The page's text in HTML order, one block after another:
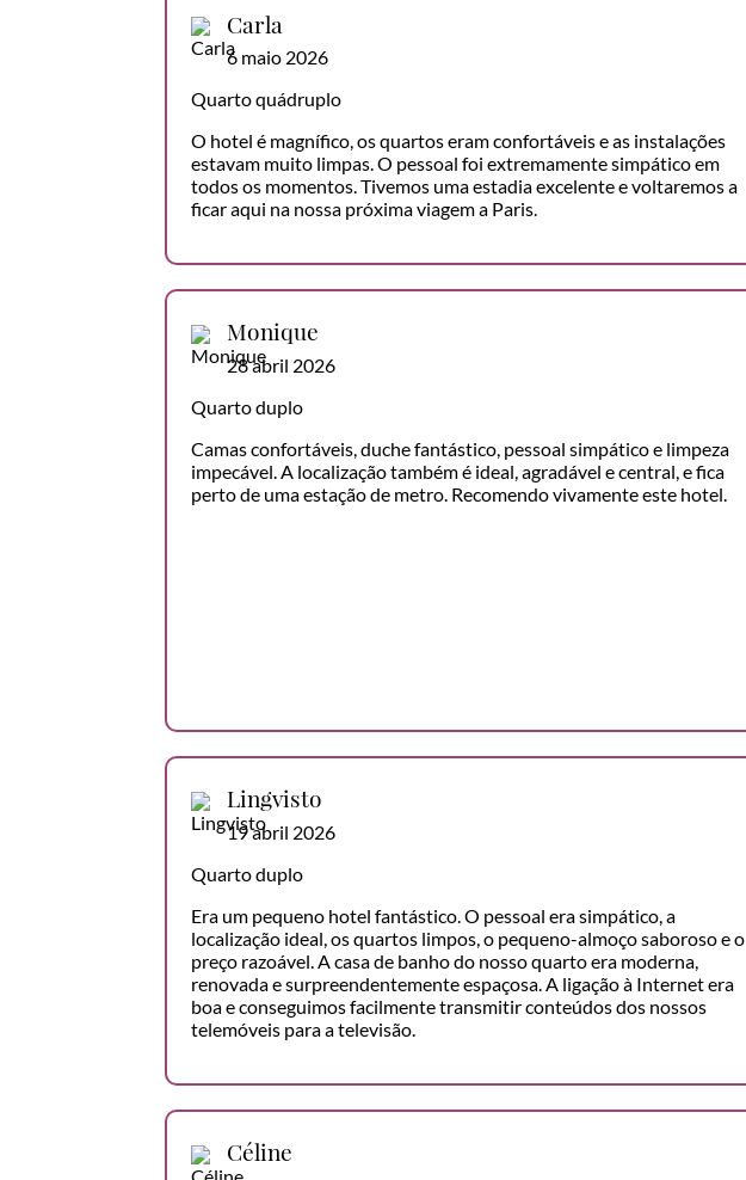
Carla
6 maio 2026
Quarto quádruplo
O hotel é magnífico, os quartos eram confortáveis e as instalações
estavam muito limpas. O pessoal foi extremamente simpático em
todos os momentos. Tivemos uma estadia excelente e voltaremos a
ficar aqui na nossa próxima viagem a Paris.
Monique
28 abril 2026
Quarto duplo
Camas confortáveis, duche fantástico, pessoal simpático e limpeza
impecável. A localização também é ideal, agradável e central, e fica
perto de uma estação de metro. Recomendo vivamente este hotel.
Lingvisto
19 abril 2026
Quarto duplo
Era um pequeno hotel fantástico. O pessoal era simpático, a
localização ideal, os quartos limpos, o pequeno-almoço saboroso e o
preço razoável. A casa de banho do nosso quarto era moderna,
renovada e surpreendentemente espaçosa. A ligação à Internet era
boa e conseguimos facilmente transmitir conteúdos dos nossos
telemóveis para a televisão.
Céline